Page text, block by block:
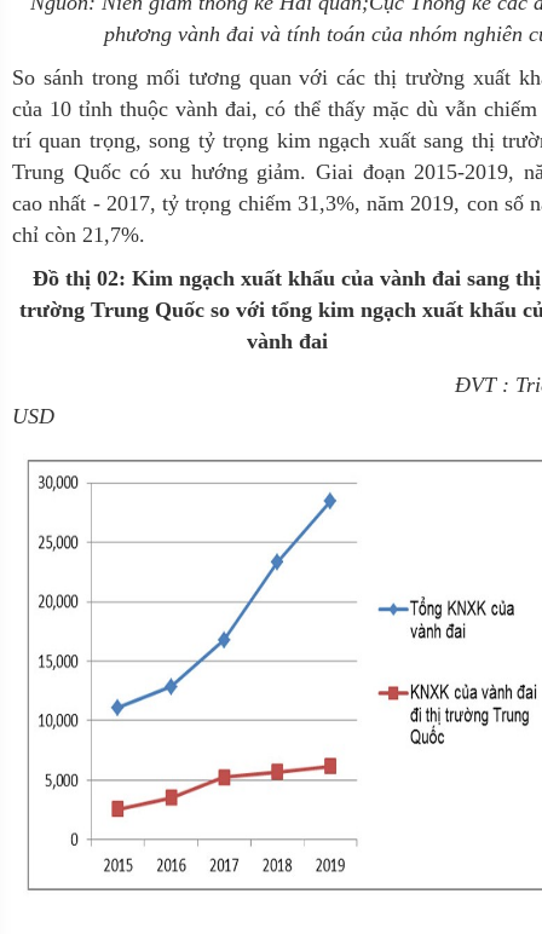
phương vành đai và tính toán của nhóm nghiên
So sánh trong mối tương quan với các thị trường xuất
của 10 tỉnh thuộc vành đai, có thể thấy mặc dù vẫn
trí quan trọng, song tỷ trọng kim ngạch xuất sang thị
Trung Quốc có xu hướng giảm. Giai đoạn 2015-2019,
cao nhất - 2017, tỷ trọng chiếm 31,3%, năm 2019, con số
chỉ còn 21,7%.
Đồ thị 02: Kim ngạch xuất khẩu của vành đai sang thị
trường Trung Quốc so với tổng kim ngạch xuất khẩu
vành đai
ĐVT :
USD